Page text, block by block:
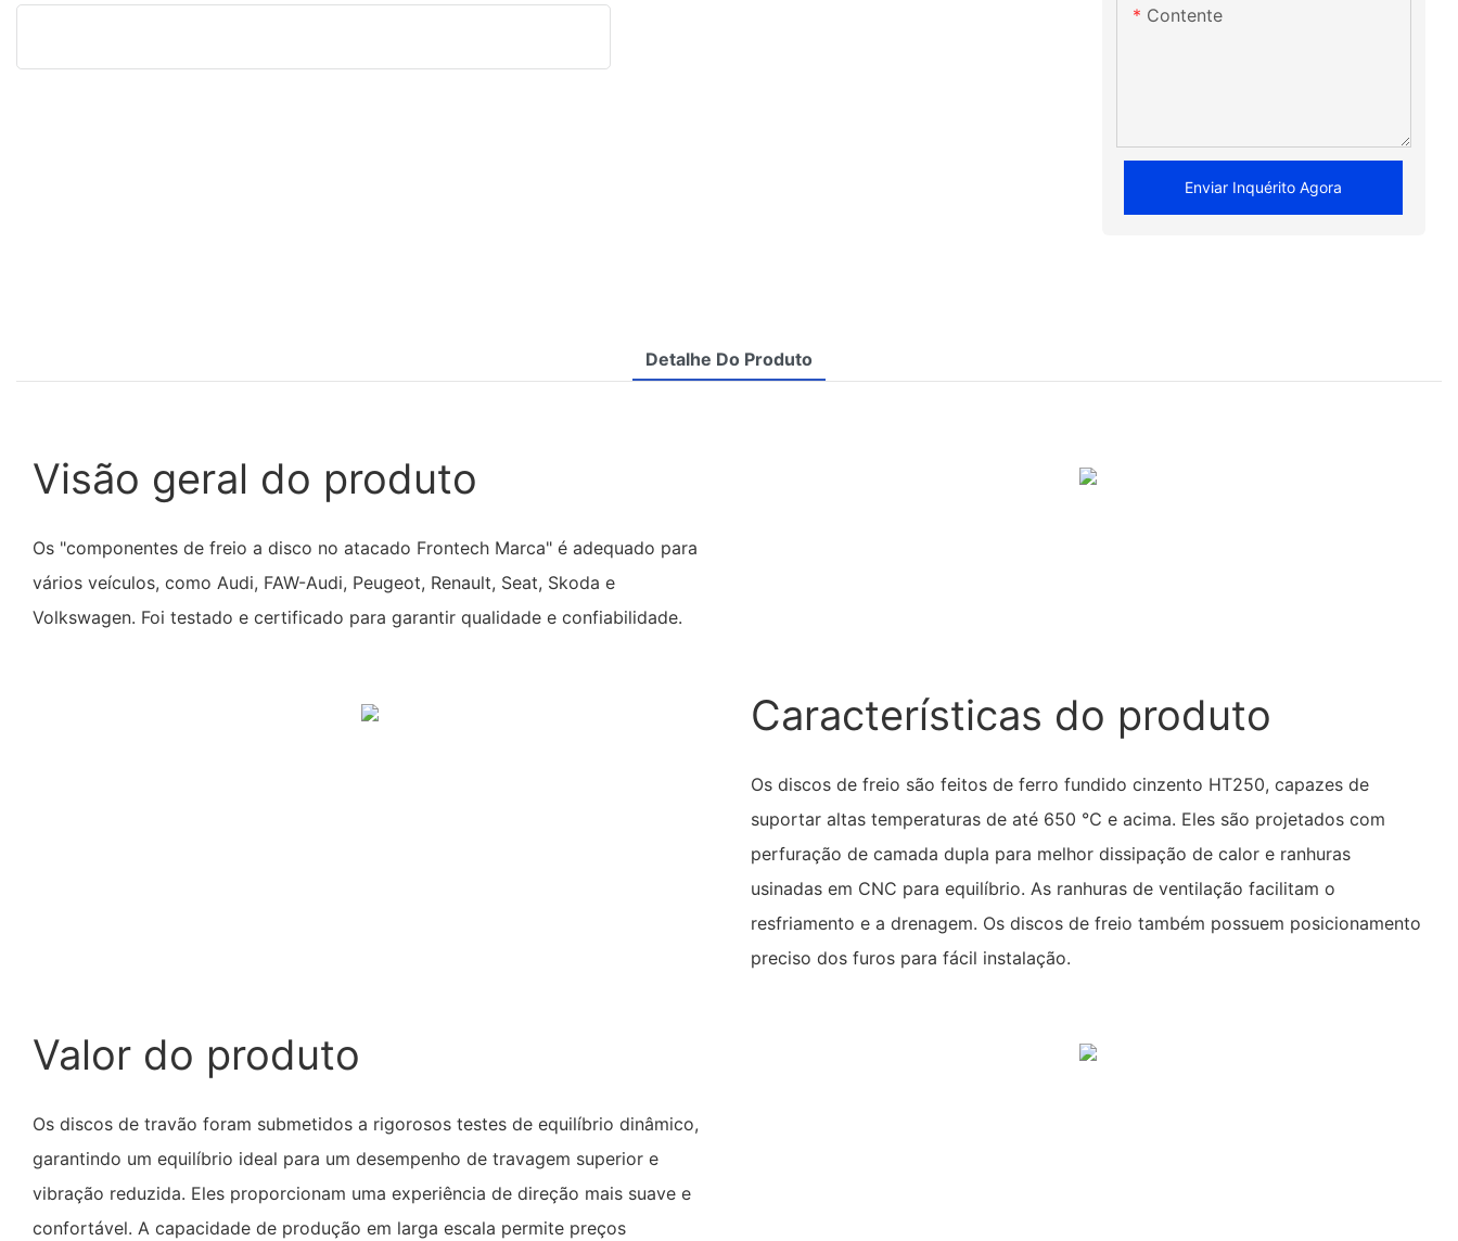
Contente
Enviar Inquérito Agora
Detalhe Do Produto
Visão geral do produto
Os "componentes de freio a disco no atacado Frontech Marca" é adequado para
vários veículos, como Audi, FAW-Audi, Peugeot, Renault, Seat, Skoda e
Volkswagen. Foi testado e certificado para garantir qualidade e confiabilidade.
Características do produto
Os discos de freio são feitos de ferro fundido cinzento HT250, capazes de
suportar altas temperaturas de até 650 ℃ e acima. Eles são projetados com
perfuração de camada dupla para melhor dissipação de calor e ranhuras
usinadas em CNC para equilíbrio. As ranhuras de ventilação facilitam o
resfriamento e a drenagem. Os discos de freio também possuem posicionamento
preciso dos furos para fácil instalação.
Valor do produto
Os discos de travão foram submetidos a rigorosos testes de equilíbrio dinâmico,
garantindo um equilíbrio ideal para um desempenho de travagem superior e
vibração reduzida. Eles proporcionam uma experiência de direção mais suave e
confortável. A capacidade de produção em larga escala permite preços